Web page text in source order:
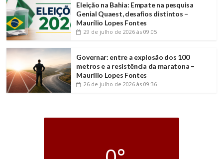
Eleição na Bahia: Empate na pesquisa
Genial Quaest, desafios distintos –
Maurílio Lopes Fontes
29 de julho de 2026 às 09:05
Governar: entre a explosão dos 100
metros e a resistência da maratona –
Maurílio Lopes Fontes
26 de julho de 2026 às 09:36